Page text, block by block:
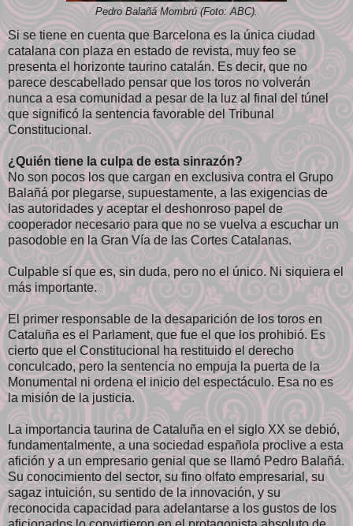
Pedro Balañá Mombrú (Foto: ABC).
Si se tiene en cuenta que Barcelona es la única ciudad
catalana con plaza en estado de revista, muy feo se
presenta el horizonte taurino catalán. Es decir, que no
parece descabellado pensar que los toros no volverán
nunca a esa comunidad a pesar de la luz al final del túnel
que significó la sentencia favorable del Tribunal
Constitucional.
¿Quién tiene la culpa de esta sinrazón?
No son pocos los que cargan en exclusiva contra el Grupo
Balañá por plegarse, supuestamente, a las exigencias de
las autoridades y aceptar el deshonroso papel de
cooperador necesario para que no se vuelva a escuchar un
pasodoble en la Gran Vía de las Cortes Catalanas.
Culpable sí que es, sin duda, pero no el único. Ni siquiera el
más importante.
El primer responsable de la desaparición de los toros en
Cataluña es el Parlament, que fue el que los prohibió. Es
cierto que el Constitucional ha restituido el derecho
conculcado, pero la sentencia no empuja la puerta de la
Monumental ni ordena el inicio del espectáculo. Esa no es
la misión de la justicia.
La importancia taurina de Cataluña en el siglo XX se debió,
fundamentalmente, a una sociedad española proclive a esta
afición y a un empresario genial que se llamó Pedro Balañá.
Su conocimiento del sector, su fino olfato empresarial, su
sagaz intuición, su sentido de la innovación, y su
reconocida capacidad para adelantarse a los gustos de los